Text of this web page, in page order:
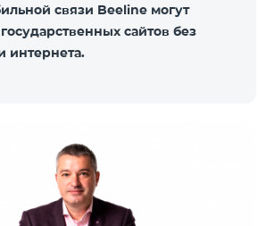
связи Beeline могут
сайтов без
интернета.